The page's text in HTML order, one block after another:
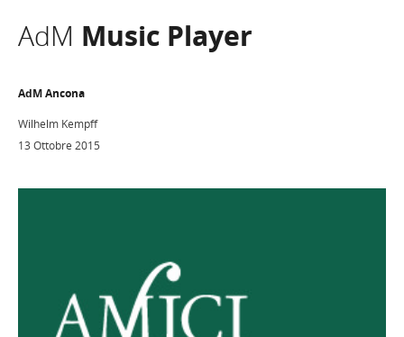
AdM Music Player
AdM Ancona
Wilhelm Kempff
13 Ottobre 2015